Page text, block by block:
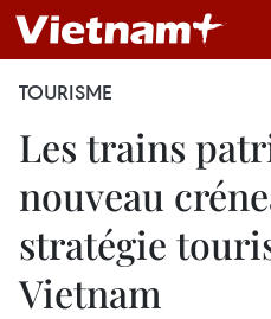
TOURISME
Les trains
nouveau
stratégie
Vietnam